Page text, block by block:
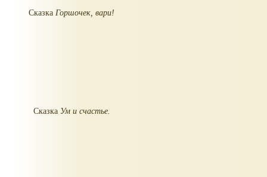
Сказка Горшочек, вари!
Сказка Ум и счастье.